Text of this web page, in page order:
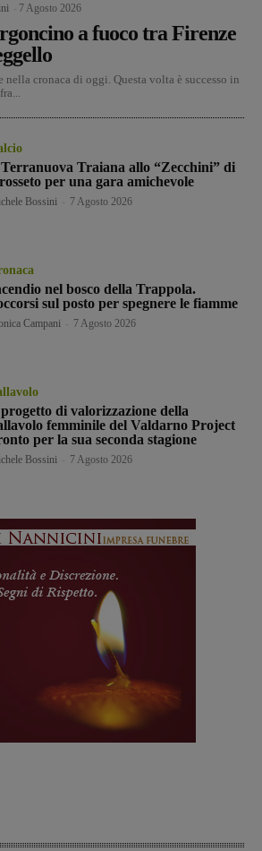
7 Agosto 2026
a fuoco tra Firenze
nella cronaca di oggi. Questa volta è successo in
Traiana allo “Zecchini” di
per una gara amichevole
Bossini 7 Agosto 2026
nel bosco della Trappola.
sul posto per spegnere le fiamme
Campani 7 Agosto 2026
di valorizzazione della
femminile del Valdarno Project
per la sua seconda stagione
Bossini 7 Agosto 2026